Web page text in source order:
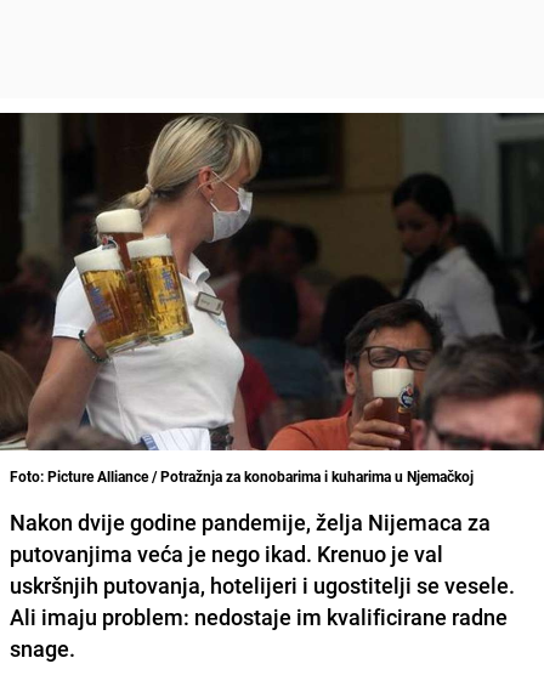
Foto: Picture Alliance / Potražnja za konobarima i kuharima u Njemačkoj
Nakon dvije godine pandemije, želja Nijemaca za
putovanjima veća je nego ikad. Krenuo je val
uskršnjih putovanja, hotelijeri i ugostitelji se vesele.
Ali imaju problem: nedostaje im kvalificirane radne
snage.